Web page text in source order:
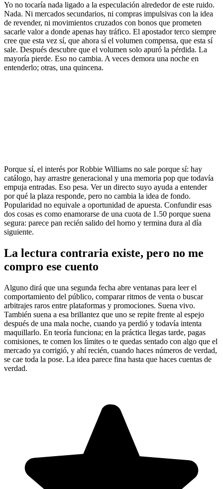
Yo no tocaría nada ligado a la especulación alrededor de este ruido.
Nada. Ni mercados secundarios, ni compras impulsivas con la idea
de revender, ni movimientos cruzados con bonos que prometen
sacarle valor a donde apenas hay tráfico. El apostador terco siempre
cree que esta vez sí, que ahora sí el volumen compensa, que esta sí
sale. Después descubre que el volumen solo apuró la pérdida. La
mayoría pierde. Eso no cambia. A veces demora una noche en
entenderlo; otras, una quincena.
Porque sí, el interés por Robbie Williams no sale porque sí: hay
catálogo, hay arrastre generacional y una memoria pop que todavía
empuja entradas. Eso pesa. Ver un directo suyo ayuda a entender
por qué la plaza responde, pero no cambia la idea de fondo.
Popularidad no equivale a oportunidad de apuesta. Confundir esas
dos cosas es como enamorarse de una cuota de 1.50 porque suena
segura: parece pan recién salido del horno y termina dura al día
siguiente.
La lectura contraria existe, pero no me
compro ese cuento
Alguno dirá que una segunda fecha abre ventanas para leer el
comportamiento del público, comparar ritmos de venta o buscar
arbitrajes raros entre plataformas y promociones. Suena vivo.
También suena a esa brillantez que uno se repite frente al espejo
después de una mala noche, cuando ya perdió y todavía intenta
maquillarlo. En teoría funciona; en la práctica llegas tarde, pagas
comisiones, te comen los límites o te quedas sentado con algo que el
mercado ya corrigió, y ahí recién, cuando haces números de verdad,
se cae toda la pose. La idea parece fina hasta que haces cuentas de
verdad.